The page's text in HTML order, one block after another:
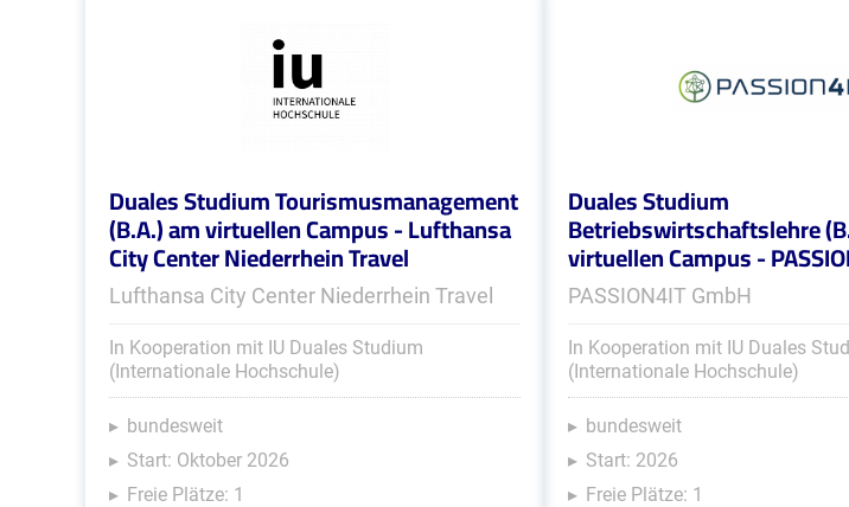
Duales Studium Tourismusmanagement
(B.A.) am virtuellen Campus - Lufthansa
City Center Niederrhein Travel
Lufthansa City Center Niederrhein Travel
In Kooperation mit IU Duales Studium
(Internationale Hochschule)
bundesweit
Start: Oktober 2026
Freie Plätze: 1
Duales Studium
Betriebswirtschaftslehre
virtuellen Campus -
PASSION4IT GmbH
In Kooperation mit IU Duales
(Internationale Hochschule)
bundesweit
Start: 2026
Freie Plätze: 1